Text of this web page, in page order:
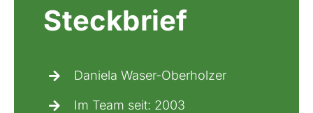
Steckbrief
Daniela Waser-Oberholzer
Im Team seit: 2003
Griechenland
Italien
Kroatien